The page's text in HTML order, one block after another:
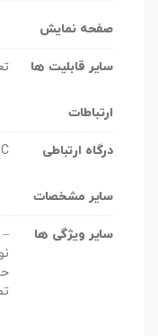
صفحه نمایش
سایر قابلیت ها
ارتباطات
درگاه ارتباطی
سایر مشخصات
سایر ویژگی ها